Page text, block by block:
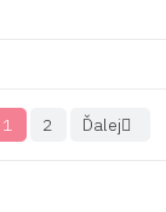
1 2 Ďalej 